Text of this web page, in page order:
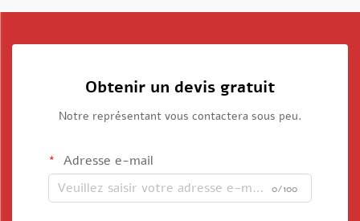
Obtenir un devis gratuit
Notre représentant vous contactera sous peu.
Adresse e-mail
0/100